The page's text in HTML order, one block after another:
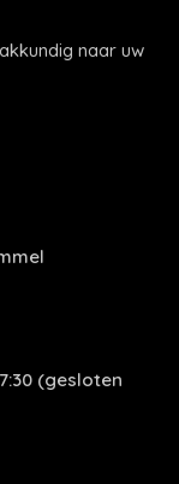
naar uw
(gesloten